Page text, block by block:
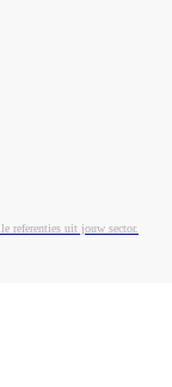
referenties uit jouw sector.